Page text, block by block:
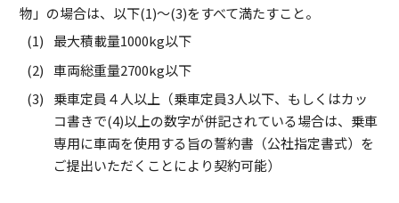
物」の場合は、以下(1)～(3)をすべて満たすこと。
最大積載量1000kg以下
車両総重量2700kg以下
乗車定員４人以上（乗車定員3人以下、もしくはカッ
コ書きで(4)以上の数字が併記されている場合は、乗車
専用に車両を使用する旨の誓約書（公社指定書式）を
ご提出いただくことにより契約可能）